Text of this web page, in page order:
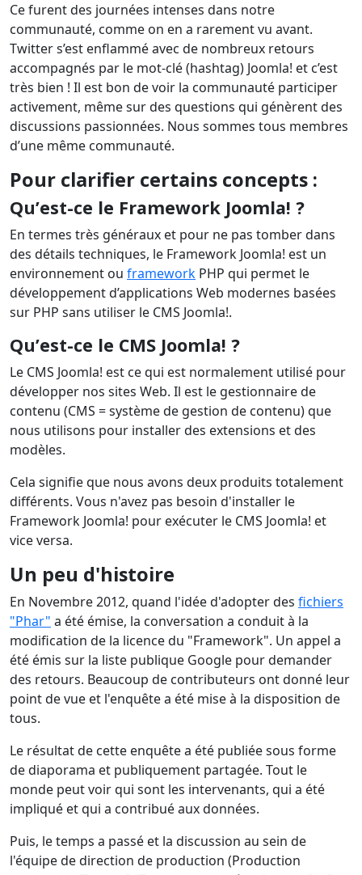
Ce furent des journées intenses dans notre
communauté, comme on en a rarement vu avant.
Twitter s’est enflammé avec de nombreux retours
accompagnés par le mot-clé (hashtag) Joomla! et c’est
très bien ! Il est bon de voir la communauté participer
activement, même sur des questions qui génèrent des
discussions passionnées. Nous sommes tous membres
d’une même communauté.
Pour clarifier certains concepts :
Qu’est-ce le Framework Joomla! ?
En termes très généraux et pour ne pas tomber dans
des détails techniques, le Framework Joomla! est un
environnement ou framework PHP qui permet le
développement d’applications Web modernes basées
sur PHP sans utiliser le CMS Joomla!.
Qu’est-ce le CMS Joomla! ?
Le CMS Joomla! est ce qui est normalement utilisé pour
développer nos sites Web. Il est le gestionnaire de
contenu (CMS = système de gestion de contenu) que
nous utilisons pour installer des extensions et des
modèles.
Cela signifie que nous avons deux produits totalement
différents. Vous n'avez pas besoin d'installer le
Framework Joomla! pour exécuter le CMS Joomla! et
vice versa.
Un peu d'histoire
En Novembre 2012, quand l'idée d'adopter des fichiers
"Phar" a été émise, la conversation a conduit à la
modification de la licence du "Framework". Un appel a
été émis sur la liste publique Google pour demander
des retours. Beaucoup de contributeurs ont donné leur
point de vue et l'enquête a été mise à la disposition de
tous.
Le résultat de cette enquête a été publiée sous forme
de diaporama et publiquement partagée. Tout le
monde peut voir qui sont les intervenants, qui a été
impliqué et qui a contribué aux données.
Puis, le temps a passé et la discussion au sein de
l'équipe de direction de production (Production